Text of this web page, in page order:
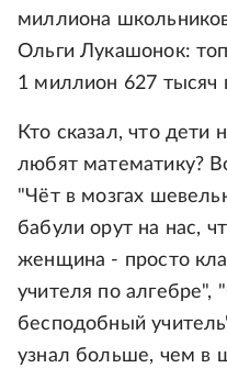
миллиона
Ольги Лукашонок:
1 миллион 627 тысяч
Кто сказал, что дети
любят математику?
"Чёт в мозгах
бабули орут на нас,
женщина - просто
учителя по алгебре",
бесподобный
узнал больше, чем в